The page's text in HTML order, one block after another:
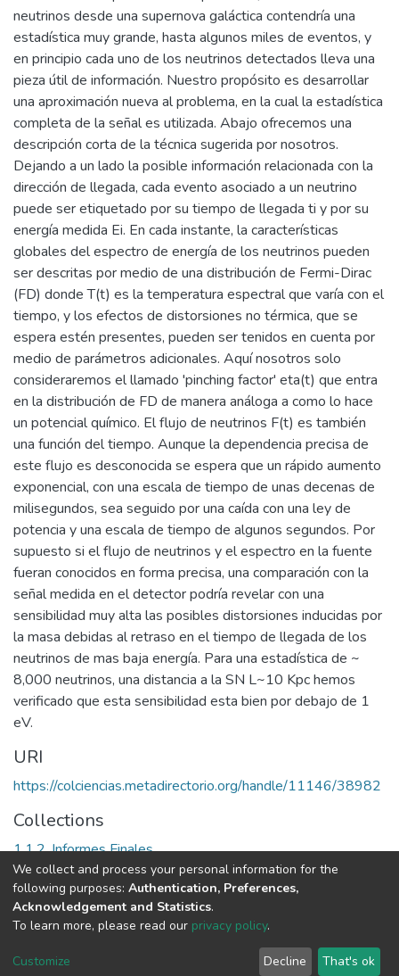
neutrinos desde una supernova galáctica contendría una
estadística muy grande, hasta algunos miles de eventos, y
en principio cada uno de los neutrinos detectados lleva una
pieza útil de información. Nuestro propósito es desarrollar
una aproximación nueva al problema, en la cual la estadística
completa de la señal es utilizada. Abajo ofrecemos una
descripción corta de la técnica sugerida por nosotros.
Dejando a un lado la posible información relacionada con la
dirección de llegada, cada evento asociado a un neutrino
puede ser etiquetado por su tiempo de llegada ti y por su
energía medida Ei. En cada instante, la características
globales del espectro de energía de los neutrinos pueden
ser descritas por medio de una distribución de Fermi-Dirac
(FD) donde T(t) es la temperatura espectral que varía con el
tiempo, y los efectos de distorsiones no térmica, que se
espera estén presentes, pueden ser tenidos en cuenta por
medio de parámetros adicionales. Aquí nosotros solo
consideraremos el llamado 'pinching factor' eta(t) que entra
en la distribución de FD de manera análoga a como lo hace
un potencial químico. El flujo de neutrinos F(t) es también
una función del tiempo. Aunque la dependencia precisa de
este flujo es desconocida se espera que un rápido aumento
exponencial, con una escala de tiempo de unas decenas de
milisegundos, sea seguido por una caída con una ley de
potencia y una escala de tiempo de algunos segundos. Por
supuesto si el flujo de neutrinos y el espectro en la fuente
fueran conocidos en forma precisa, una comparación con la
señal medida en el detector podría revelar con una
sensibilidad muy alta las posibles distorsiones inducidas por
la masa debidas al retraso en el tiempo de llegada de los
neutrinos de mas baja energía. Para una estadística de ~
8,000 neutrinos, una distancia a la SN L~10 Kpc hemos
verificado que esta sensibilidad esta bien por debajo de 1
eV.
URI
https://colciencias.metadirectorio.org/handle/11146/38982
Collections
1.1.2. Informes Finales
Full item page
DSpace software copyright © 2002-2026
Cookie
End User
Send
We collect and process your personal information for the
following purposes: Authentication, Preferences,
Acknowledgement and Statistics.
To learn more, please read our privacy policy.
Customize Decline That's ok